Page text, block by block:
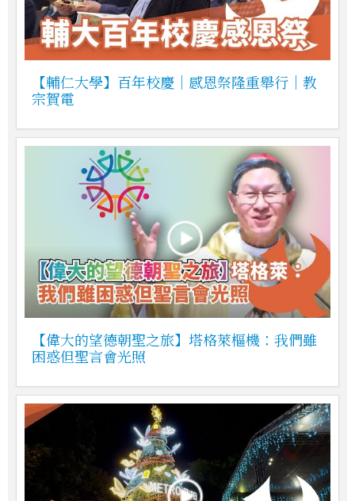
【輔仁大學】百年校慶｜感恩祭隆重舉行｜教
宗賀電
【偉大的望德朝聖之旅】塔格萊樞機：我們雖
困惑但聖言會光照